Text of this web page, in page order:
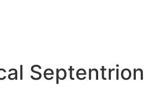
Septentrion